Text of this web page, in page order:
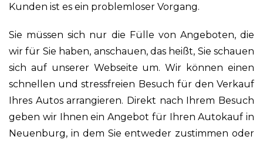
Kunden ist es ein problemloser Vorgang.
Sie müssen sich nur die Fülle von Angeboten, die
wir für Sie haben, anschauen, das heißt, Sie schauen
sich auf unserer Webseite um. Wir können einen
schnellen und stressfreien Besuch für den Verkauf
Ihres Autos arrangieren. Direkt nach Ihrem Besuch
geben wir Ihnen ein Angebot für Ihren Autokauf in
Neuenburg, in dem Sie entweder zustimmen oder